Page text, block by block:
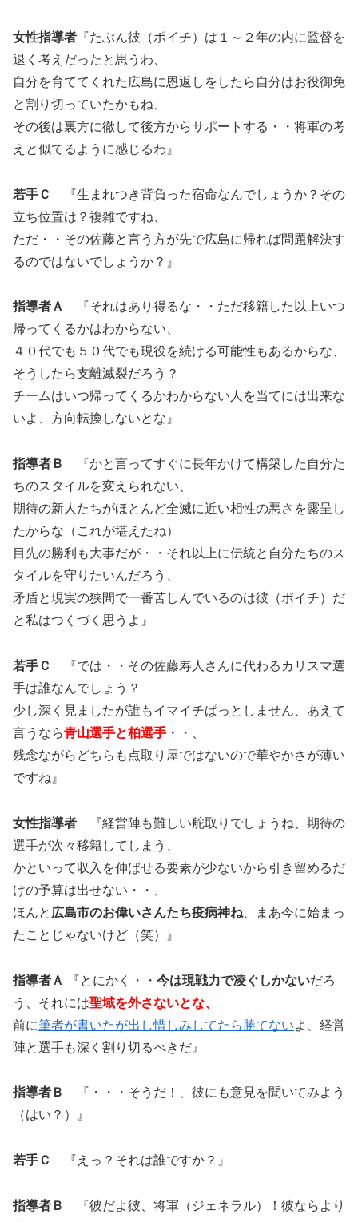
女性指導者 『たぶん彼（ポイチ）は１～２年の内に監督を
退く考えだったと思うわ、
自分を育ててくれた広島に恩返しをしたら自分はお役御免
と割り切っていたかもね、
その後は裏方に徹して後方からサポートする・・将軍の考
えと似てるように感じるわ』
若手Ｃ
『生まれつき背負った宿命なんでしょうか？その
立ち位置は？複雑ですね、
ただ・・その佐藤と言う方が先で広島に帰れば問題解決す
るのではないでしょうか？』
指導者Ａ
『それはあり得るな・・ただ移籍した以上いつ
帰ってくるかはわからない、
４０代でも５０代でも現役を続ける可能性もあるからな、
そうしたら支離滅裂だろう？
チームはいつ帰ってくるかわからない人を当てには出来な
いよ、方向転換しないとな』
指導者Ｂ
『かと言ってすぐに長年かけて構築した自分た
ちのスタイルを変えられない、
期待の新人たちがほとんど全滅に近い相性の悪さを露呈し
たからな（これが堪えたね）
目先の勝利も大事だが・・それ以上に伝統と自分たちのス
タイルを守りたいんだろう、
矛盾と現実の狭間で一番苦しんでいるのは彼（ポイチ）だ
と私はつくづく思うよ』
若手Ｃ
『では・・その佐藤寿人さんに代わるカリスマ選
手は誰なんでしょう？
少し深く見ましたが誰もイマイチぱっとしません、あえて
言うなら青山選手と柏選手 ・・、
残念ながらどちらも点取り屋ではないので華やかさが薄い
ですね』
女性指導者 『経営陣も難しい舵取りでしょうね、期待の
選手が次々移籍してしまう、
かといって収入を伸ばせる要素が少ないから引き留めるだ
けの予算は出せない・・、
ほんと 広島市のお偉いさんたち疫病神ね 、まあ今に始まっ
たことじゃないけど（笑）』
指導者Ａ 『とにかく・・ 今は現戦力で凌ぐしかないだろ
う、それには聖域を外さないとな、
前に筆者が書いたが出し惜しみしてたら勝てないよ、経営
陣と選手も深く割り切るべきだ』
指導者Ｂ
『・・・そうだ！、彼にも意見を聞いてみよう
（はい？）』
若手Ｃ 『えっ？それは誰ですか？』
指導者Ｂ
『彼だよ彼、将軍（ジェネラル）！彼ならより